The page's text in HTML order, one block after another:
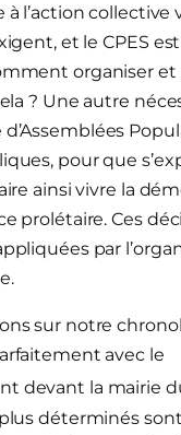
à l’action collective
et le CPES
organiser
? Une autre
pour que
ainsi vivre la
prolétaire. Ces
par
sur notre
avec le
devant la mairie
déterminés